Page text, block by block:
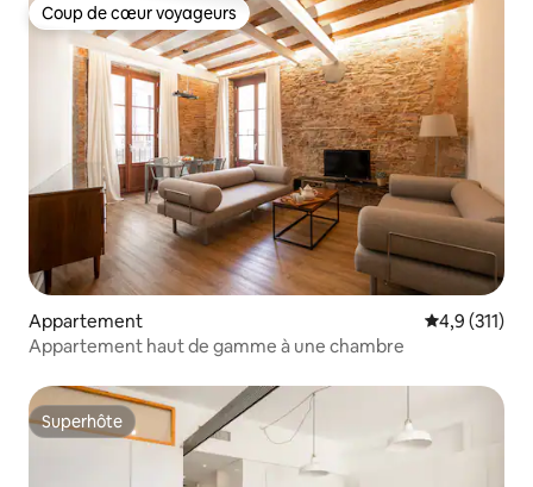
Coup de cœur voyageurs
Coup de cœur voyageurs
Appartement Évaluation
4,9 (311)
Appartement haut de gamme à une chambre
Superhôte
Superhôte